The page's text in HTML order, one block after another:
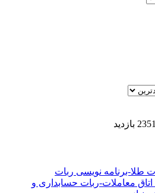
2351 بازدید